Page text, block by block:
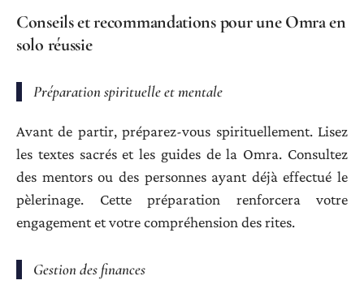
Conseils et recommandations pour une Omra en
solo réussie
Préparation spirituelle et mentale
Avant de partir, préparez-vous spirituellement. Lisez
les textes sacrés et les guides de la Omra. Consultez
des mentors ou des personnes ayant déjà effectué le
pèlerinage. Cette préparation renforcera votre
engagement et votre compréhension des rites.
Gestion des finances